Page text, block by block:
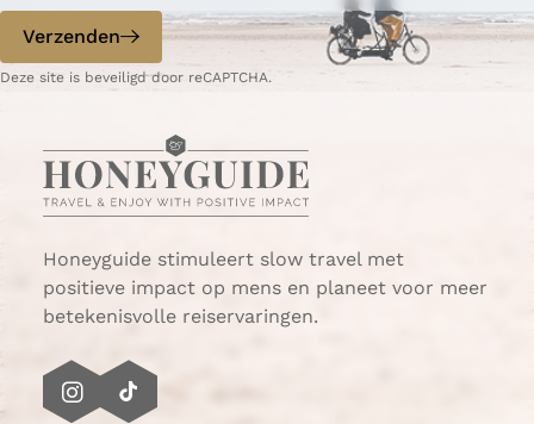
p
W
h
s
A
p
p
e
-
i
l
Verzenden
Deze site is beveiligd door reCAPTCHA.
Honeyguide stimuleert slow travel met
positieve impact op mens en planeet voor meer
betekenisvolle reiservaringen.
I
T